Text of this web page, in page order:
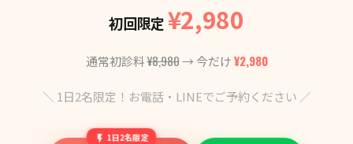
初回限定¥2,980
通常初診料¥8,980→ 今だけ¥2,980
＼ 1日2名限定！お電話・LINEでご予約ください ／
1日2名限定